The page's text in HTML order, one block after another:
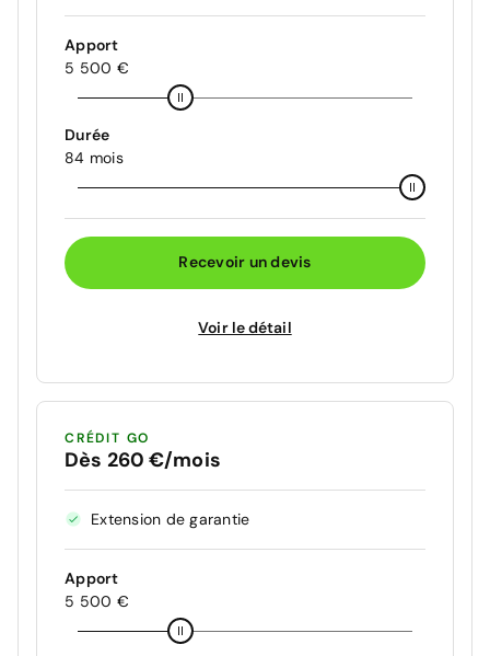
Apport
5 500 €
Durée
84 mois
Recevoir un devis
Voir le détail
CRÉDIT GO
Dès 260 €/mois
Extension de garantie
Apport
5 500 €